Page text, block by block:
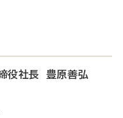
役社長 豊原善弘